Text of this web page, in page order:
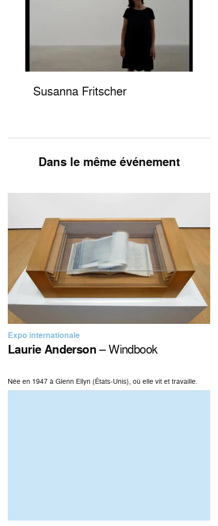
Susanna Fritscher
Dans le même événement
Expo internationale
Laurie Anderson– Windbook
Née en 1947 à Glenn Ellyn (États-Unis), où elle vit et travaille.